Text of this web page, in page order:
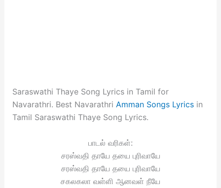
Saraswathi Thaye Song Lyrics in Tamil for
Navarathri. Best Navarathri Amman Songs Lyricsin
Tamil Saraswathi Thaye Song Lyrics.
பாடல் வரிகள்:
சரஸ்வதி தாயே தயை புரிவாயே
சரஸ்வதி தாயே தயை புரிவாயே
சகலகலா வள்ளி ஆனவள் நீயே